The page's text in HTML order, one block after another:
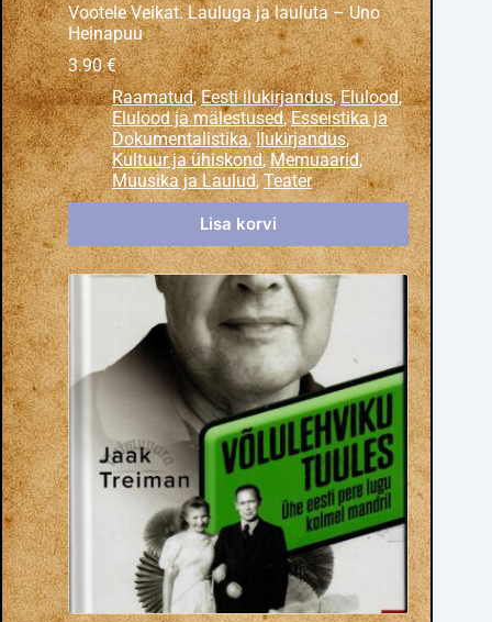
Vootele Veikat. Lauluga ja lauluta – Uno
Heinapuu
3.90€
Raamatud,Eesti ilukirjandus,Elulood,
Elulood ja mälestused,Esseistika ja
Dokumentalistika,Ilukirjandus,
Kultuur ja ühiskond,Memuaarid,
Muusika ja Laulud,Teater
Lisa korvi